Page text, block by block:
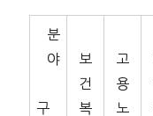
분
야
구
보
건
복
고
용
노